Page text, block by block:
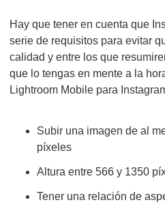
Hay que tener en cuenta que
serie de requisitos para evitar
calidad y entre los que
que lo tengas en mente a la
Lightroom Mobile para
Subir una imagen de al
píxeles
Altura entre 566 y 1350
Tener una relación de